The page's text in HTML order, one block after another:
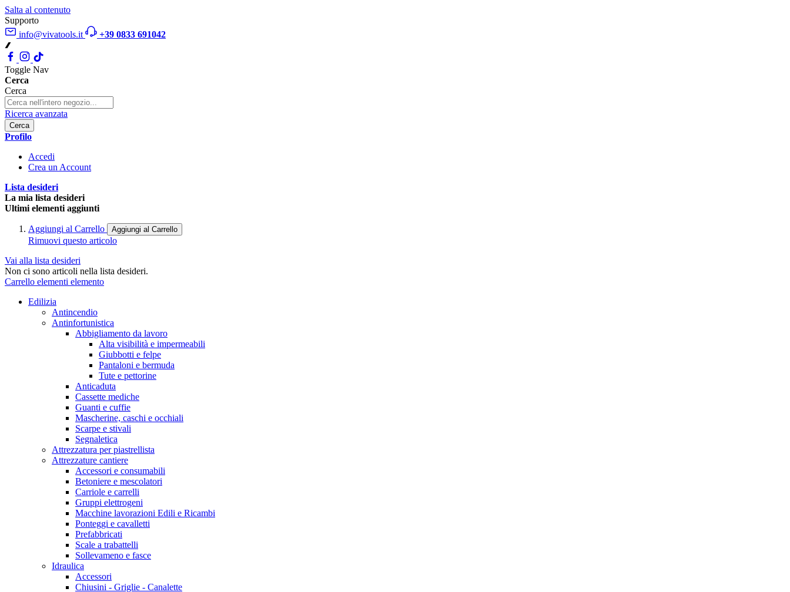
Salta al contenuto
Supporto
info@vivatools.it
+39 0833 691042
Toggle Nav
Cerca
Cerca
Ricerca avanzata
Cerca
Profilo
Accedi
Crea un Account
Lista desideri
La mia lista desideri
Ultimi elementi aggiunti
Aggiungi al Carrello Aggiungi al Carrello
Rimuovi questo articolo
Vai alla lista desideri
Non ci sono articoli nella lista desideri.
Carrello elementi elemento
Edilizia
Antincendio
Antinfortunistica
Abbigliamento da lavoro
Alta visibilità e impermeabili
Giubbotti e felpe
Pantaloni e bermuda
Tute e pettorine
Anticaduta
Cassette mediche
Guanti e cuffie
Mascherine, caschi e occhiali
Scarpe e stivali
Segnaletica
Attrezzatura per piastrellista
Attrezzature cantiere
Accessori e consumabili
Betoniere e mescolatori
Carriole e carrelli
Gruppi elettrogeni
Macchine lavorazioni Edili e Ricambi
Ponteggi e cavalletti
Prefabbricati
Scale a trabattelli
Sollevameno e fasce
Idraulica
Accessori
Chiusini - Griglie - Canalette